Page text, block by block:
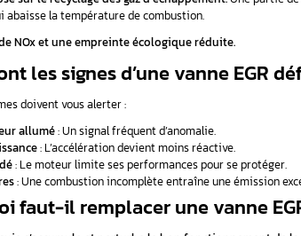
1. Qu’est-ce qu’une vanne EGR et
2. La reprogrammation après
3. Comment se déroule une
4. Avantages concrets d’une
5. Conclusion
1. Qu’est-ce qu’une
importante ?